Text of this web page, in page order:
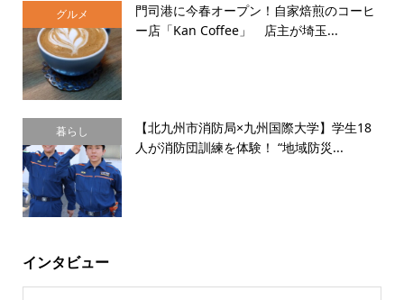
グルメ
門司港に今春オープン！自家焙煎のコーヒ
ー店「Kan Coffee」 店主が埼玉...
暮らし
【北九州市消防局×九州国際大学】学生18
人が消防団訓練を体験！ “地域防災...
インタビュー